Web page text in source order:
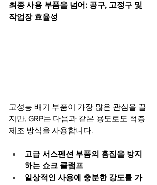
최종 사용 부품을 넘어: 공구, 고정구 및
작업장 효율성
고성능 배기 부품이 가장 많은 관심을 끌
지만, GRP는 다음과 같은 용도로도 적층
제조 방식을 사용합니다.
고급 서스펜션 부품의 흠집을 방지
하는 쇼크 클램프
일상적인 사용에 충분한 강도를 가